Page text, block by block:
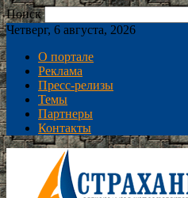
Поиск
Четверг, 6 августа, 2026
О портале
Реклама
Пресс-релизы
Темы
Партнеры
Контакты